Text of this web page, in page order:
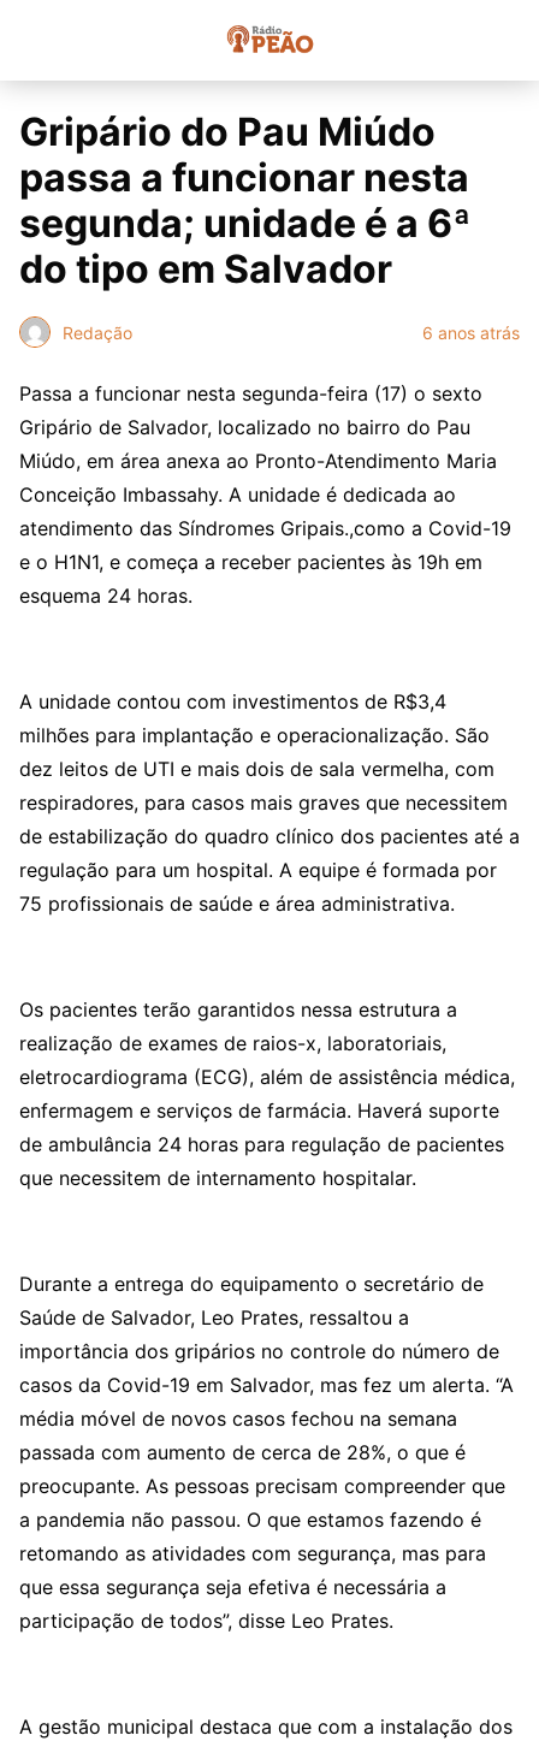
Gripário do Pau Miúdo
passa a funcionar nesta
segunda; unidade é a 6ª
do tipo em Salvador
Redação 6 anos atrás
Passa a funcionar nesta segunda-feira (17) o sexto
Gripário de Salvador, localizado no bairro do Pau
Miúdo, em área anexa ao Pronto-Atendimento Maria
Conceição Imbassahy. A unidade é dedicada ao
atendimento das Síndromes Gripais.,como a Covid-19
e o H1N1, e começa a receber pacientes às 19h em
esquema 24 horas.
A unidade contou com investimentos de R$3,4
milhões para implantação e operacionalização. São
dez leitos de UTI e mais dois de sala vermelha, com
respiradores, para casos mais graves que necessitem
de estabilização do quadro clínico dos pacientes até a
regulação para um hospital. A equipe é formada por
75 profissionais de saúde e área administrativa.
Os pacientes terão garantidos nessa estrutura a
realização de exames de raios-x, laboratoriais,
eletrocardiograma (ECG), além de assistência médica,
enfermagem e serviços de farmácia. Haverá suporte
de ambulância 24 horas para regulação de pacientes
que necessitem de internamento hospitalar.
Durante a entrega do equipamento o secretário de
Saúde de Salvador, Leo Prates, ressaltou a
importância dos gripários no controle do número de
casos da Covid-19 em Salvador, mas fez um alerta. “A
média móvel de novos casos fechou na semana
passada com aumento de cerca de 28%, o que é
preocupante. As pessoas precisam compreender que
a pandemia não passou. O que estamos fazendo é
retomando as atividades com segurança, mas para
que essa segurança seja efetiva é necessária a
participação de todos”, disse Leo Prates.
A gestão municipal destaca que com a instalação dos